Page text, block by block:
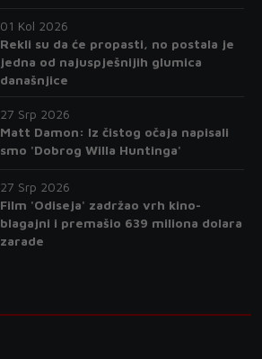
01 Kol 2026
Rekli su da će propasti, no postala je
jedna od najuspješnijih glumica
današnjice
27 Srp 2026
Matt Damon: Iz čistog očaja napisali
smo 'Dobrog Willa Huntinga'
27 Srp 2026
Film 'Odiseja' zadržao vrh kino-
blagajni i premašio 639 miliona dolara
zarade